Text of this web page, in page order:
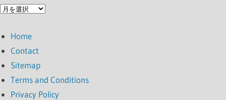
ア
カ
イ
ブ
Home
Contact
Sitemap
Terms and Conditions
Privacy Policy